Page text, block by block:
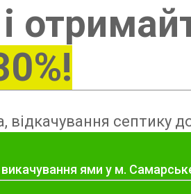
септику
ями у м.